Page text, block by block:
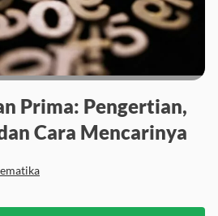
Prima: Pengertian,
Cara Mencarinya